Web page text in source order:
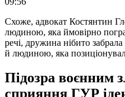
Схоже, адвокат Костянтин
людиною, яка ймовірно
речі, дружина нібито забрала
й людиною, яка
Підозра воєнним
сприяння ГУР